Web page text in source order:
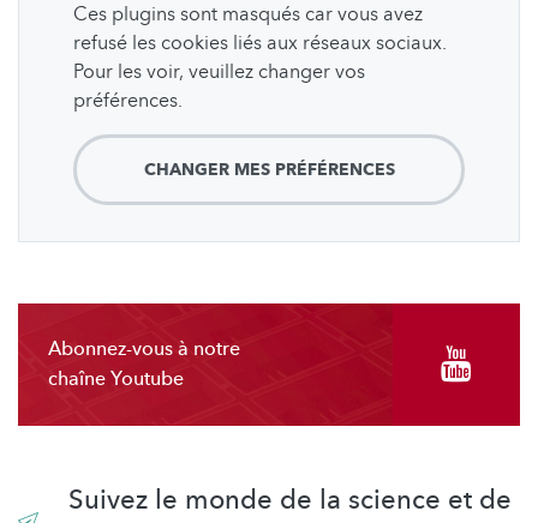
Ces plugins sont masqués car vous avez
refusé les cookies liés aux réseaux sociaux.
Pour les voir, veuillez changer vos
préférences.
CHANGER MES PRÉFÉRENCES
Abonnez-vous à notre
chaîne Youtube
Suivez le monde de la science et de